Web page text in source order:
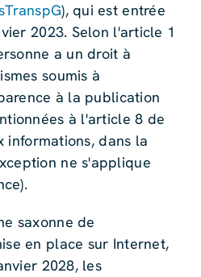
), qui est entrée
2023. Selon l'article 1
a un droit à
soumis à
à la publication
à l'article 8 de
informations, dans la
ne s'applique
saxonne de
en place sur Internet,
2028, les